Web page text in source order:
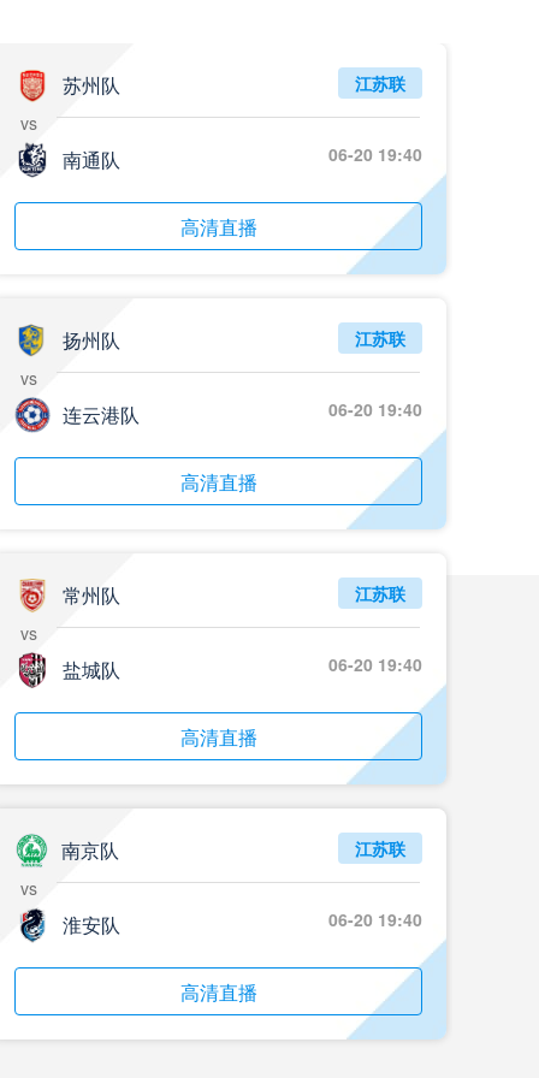
苏州队
vs
南通队
江苏联
06-20 19:40
高清直播
扬州队
vs
连云港队
江苏联
06-20 19:40
高清直播
常州队
vs
盐城队
江苏联
06-20 19:40
高清直播
南京队
vs
淮安队
江苏联
06-20 19:40
高清直播